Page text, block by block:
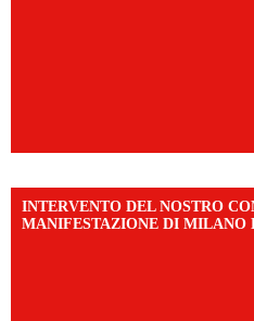
INTERVENTO DEL NOSTRO
MANIFESTAZIONE DI MILANO